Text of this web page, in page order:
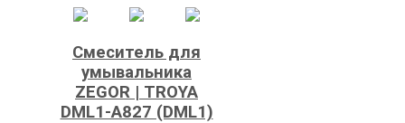
Смеситель для
умывальника
ZEGOR | TROYA
DML1-A827 (DML1)